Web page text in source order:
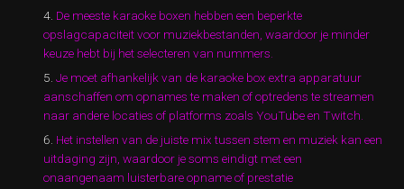
De meeste karaoke boxen hebben een beperkte
opslagcapaciteit voor muziekbestanden, waardoor je minder
keuze hebt bij het selecteren van nummers.
Je moet afhankelijk van de karaoke box extra apparatuur
aanschaffen om opnames te maken of optredens te streamen
naar andere locaties of platforms zoals YouTube en Twitch.
Het instellen van de juiste mix tussen stem en muziek kan een
uitdaging zijn, waardoor je soms eindigt met een
onaangenaam luisterbare opname of prestatie